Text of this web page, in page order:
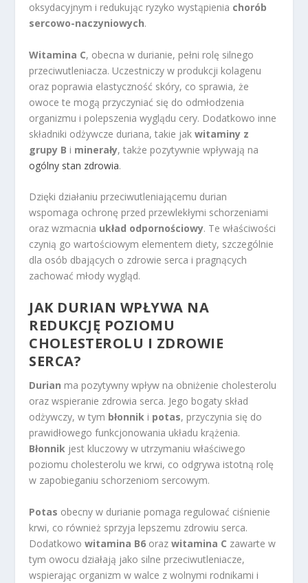
oksydacyjnym i redukując ryzyko wystąpienia chorób
sercowo-naczyniowych.
Witamina C, obecna w durianie, pełni rolę silnego
przeciwutleniacza. Uczestniczy w produkcji kolagenu
oraz poprawia elastyczność skóry, co sprawia, że
owoce te mogą przyczyniać się do odmłodzenia
organizmu i polepszenia wyglądu cery. Dodatkowo inne
składniki odżywcze duriana, takie jakwitaminy z
grupy B i minerały, także pozytywnie wpływają na
ogólny stan zdrowia.
Dzięki działaniu przeciwutleniającemu durian
wspomaga ochronę przed przewlekłymi schorzeniami
oraz wzmacnia układ odpornościowy. Te właściwości
czynią go wartościowym elementem diety, szczególnie
dla osób dbających o zdrowie serca i pragnących
zachować młody wygląd.
JAK DURIAN WPŁYWA NA
REDUKCJĘ POZIOMU
CHOLESTEROLU I ZDROWIE
SERCA?
Durian ma pozytywny wpływ na obniżenie cholesterolu
oraz wspieranie zdrowia serca. Jego bogaty skład
odżywczy, w tym błonnik i potas, przyczynia się do
prawidłowego funkcjonowania układu krążenia.
Błonnik jest kluczowy w utrzymaniu właściwego
poziomu cholesterolu we krwi, co odgrywa istotną rolę
w zapobieganiu schorzeniom sercowym.
Potas obecny w durianie pomaga regulować ciśnienie
krwi, co również sprzyja lepszemu zdrowiu serca.
Dodatkowowitamina B6 orazwitamina C zawarte w
tym owocu działają jako silne przeciwutleniacze,
wspierając organizm w walce z wolnymi rodnikami i